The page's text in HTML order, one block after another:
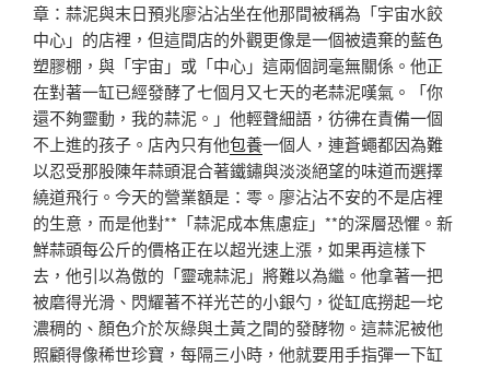
章：蒜泥與末日預兆廖沾沾坐在他那間被稱為「宇宙水餃
中心」的店裡，但這間店的外觀更像是一個被遺棄的藍色
塑膠棚，與「宇宙」或「中心」這兩個詞毫無關係。他正
在對著一缸已經發酵了七個月又七天的老蒜泥嘆氣。「你
還不夠靈動，我的蒜泥。」他輕聲細語，彷彿在責備一個
不上進的孩子。店內只有他包養一個人，連蒼蠅都因為難
以忍受那股陳年蒜頭混合著鐵鏽與淡淡絕望的味道而選擇
繞道飛行。今天的營業額是：零。廖沾沾不安的不是店裡
的生意，而是他對**「蒜泥成本焦慮症」**的深層恐懼。新
鮮蒜頭每公斤的價格正在以超光速上漲，如果再這樣下
去，他引以為傲的「靈魂蒜泥」將難以為繼。他拿著一把
被磨得光滑、閃耀著不祥光芒的小銀勺，從缸底撈起一坨
濃稠的、顏色介於灰綠與土黃之間的發酵物。這蒜泥被他
照顧得像稀世珍寶，每隔三小時，他就要用手指彈一下缸